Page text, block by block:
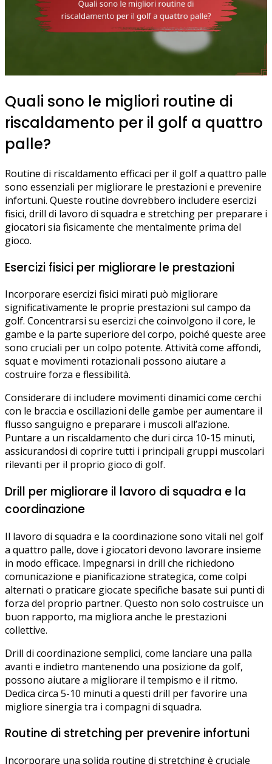
Quali sono le migliori routine di
riscaldamento per il golf a quattro
palle?
Routine di riscaldamento efficaci per il golf a quattro palle
sono essenziali per migliorare le prestazioni e prevenire
infortuni. Queste routine dovrebbero includere esercizi
fisici, drill di lavoro di squadra e stretching per preparare i
giocatori sia fisicamente che mentalmente prima del
gioco.
Esercizi fisici per migliorare le prestazioni
Incorporare esercizi fisici mirati può migliorare
significativamente le proprie prestazioni sul campo da
golf. Concentrarsi su esercizi che coinvolgono il core, le
gambe e la parte superiore del corpo, poiché queste aree
sono cruciali per un colpo potente. Attività come affondi,
squat e movimenti rotazionali possono aiutare a
costruire forza e flessibilità.
Considerare di includere movimenti dinamici come cerchi
con le braccia e oscillazioni delle gambe per aumentare il
flusso sanguigno e preparare i muscoli all’azione.
Puntare a un riscaldamento che duri circa 10-15 minuti,
assicurandosi di coprire tutti i principali gruppi muscolari
rilevanti per il proprio gioco di golf.
Drill per migliorare il lavoro di squadra e la
coordinazione
Il lavoro di squadra e la coordinazione sono vitali nel golf
a quattro palle, dove i giocatori devono lavorare insieme
in modo efficace. Impegnarsi in drill che richiedono
comunicazione e pianificazione strategica, come colpi
alternati o praticare giocate specifiche basate sui punti di
forza del proprio partner. Questo non solo costruisce un
buon rapporto, ma migliora anche le prestazioni
collettive.
Drill di coordinazione semplici, come lanciare una palla
avanti e indietro mantenendo una posizione da golf,
possono aiutare a migliorare il tempismo e il ritmo.
Dedica circa 5-10 minuti a questi drill per favorire una
migliore sinergia tra i compagni di squadra.
Routine di stretching per prevenire infortuni
Incorporare una solida routine di stretching è cruciale